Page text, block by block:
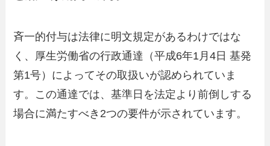
斉一的付与は法律に明文規定があるわけではな
く、厚生労働省の行政通達（平成6年1月4日 基発
第1号）によってその取扱いが認められていま
す。この通達では、基準日を法定より前倒しする
場合に満たすべき2つの要件が示されています。